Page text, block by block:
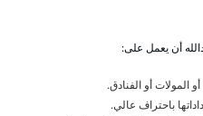
أن يعمل على:
المولات أو الفنادق.
باحتراف عالي.